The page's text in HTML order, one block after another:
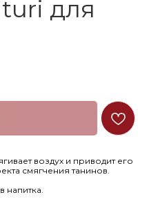
для
воздух и приводит его
смягчения танинов.
напитка.